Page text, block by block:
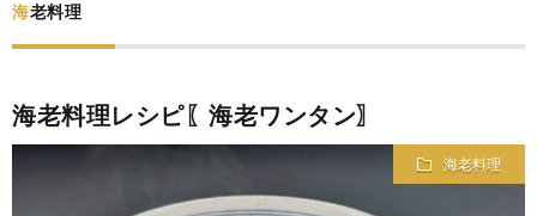
海老料理
海老料理レシピ〖海老ワンタン〗
海老料理